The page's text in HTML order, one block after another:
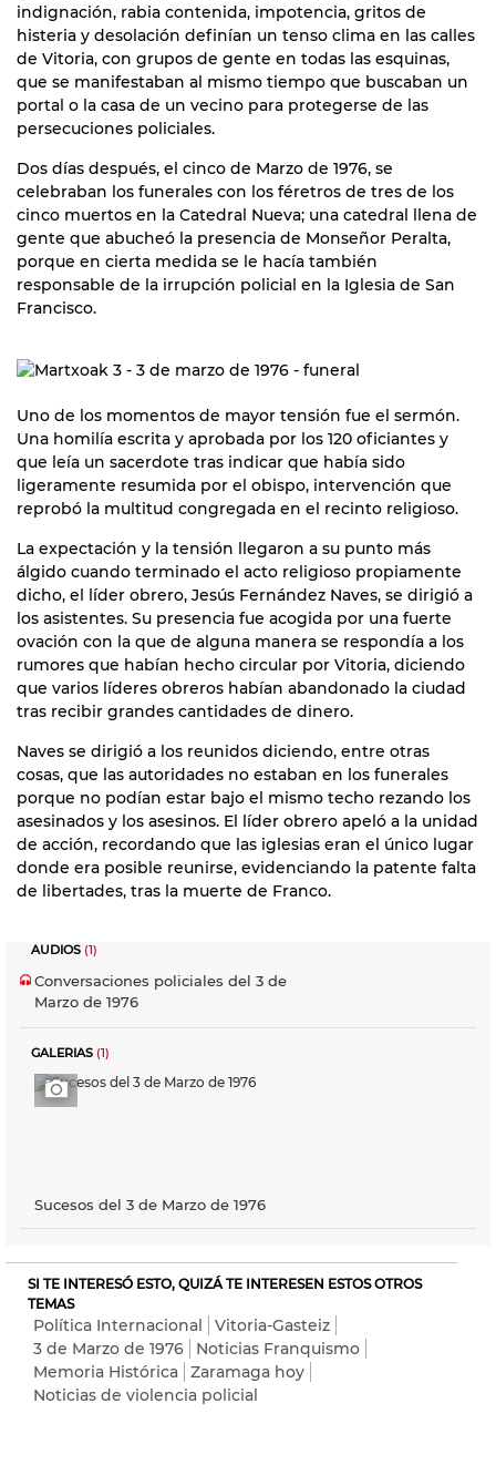
indignación, rabia contenida, impotencia, gritos de
histeria y desolación definían un tenso clima en las calles
de Vitoria, con grupos de gente en todas las esquinas,
que se manifestaban al mismo tiempo que buscaban un
portal o la casa de un vecino para protegerse de las
persecuciones policiales.
Dos días después, el cinco de Marzo de 1976, se
celebraban los funerales con los féretros de tres de los
cinco muertos en la Catedral Nueva; una catedral llena de
gente que abucheó la presencia de Monseñor Peralta,
porque en cierta medida se le hacía también
responsable de la irrupción policial en la Iglesia de San
Francisco.
Uno de los momentos de mayor tensión fue el sermón.
Una homilía escrita y aprobada por los 120 oficiantes y
que leía un sacerdote tras indicar que había sido
ligeramente resumida por el obispo, intervención que
reprobó la multitud congregada en el recinto religioso.
La expectación y la tensión llegaron a su punto más
álgido cuando terminado el acto religioso propiamente
dicho, el líder obrero, Jesús Fernández Naves, se dirigió a
los asistentes. Su presencia fue acogida por una fuerte
ovación con la que de alguna manera se respondía a los
rumores que habían hecho circular por Vitoria, diciendo
que varios líderes obreros habían abandonado la ciudad
tras recibir grandes cantidades de dinero.
Naves se dirigió a los reunidos diciendo, entre otras
cosas, que las autoridades no estaban en los funerales
porque no podían estar bajo el mismo techo rezando los
asesinados y los asesinos. El líder obrero apeló a la unidad
de acción, recordando que las iglesias eran el único lugar
donde era posible reunirse, evidenciando la patente falta
de libertades, tras la muerte de Franco.
AUDIOS (1)
Conversaciones policiales del 3 de
Marzo de 1976
GALERIAS (1)
Sucesos del 3 de Marzo de 1976
SI TE INTERESÓ ESTO, QUIZÁ TE INTERESEN ESTOS OTROS
TEMAS
Política Internacional
Vitoria-Gasteiz
3 de Marzo de 1976
Noticias Franquismo
Memoria Histórica
Zaramaga hoy
Noticias de violencia policial